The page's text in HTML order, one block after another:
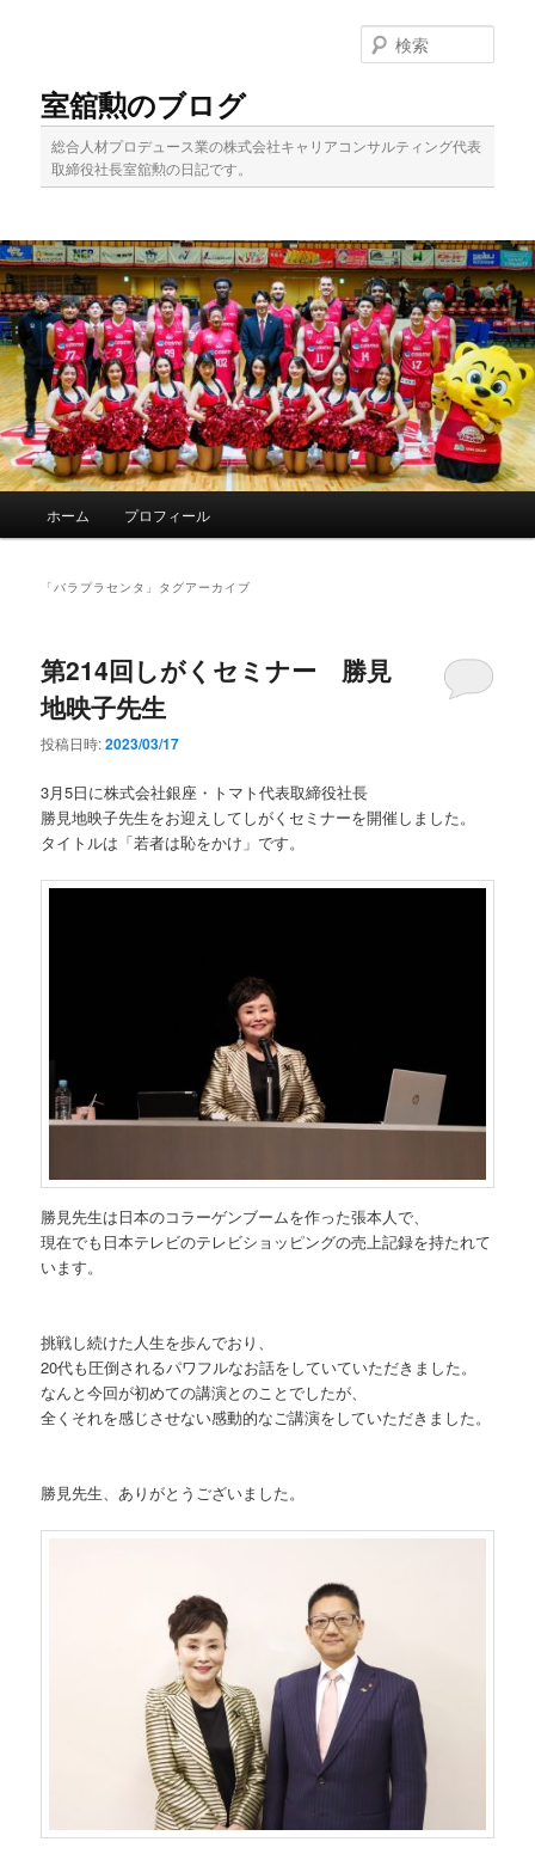
移
動
動
室舘勲のブログ
総合人材プロデュース業の株式会社キャリアコンサルティング代表
取締役社長室舘勲の日記です。
索
ホーム プロフィール
「 バラプラセンタ 」タグアーカイブ
第214回しがくセミナー 勝見
地映子先生
投稿日時:2023/03/17
3月5日に株式会社銀座・トマト代表取締役社長
勝見地映子先生をお迎えしてしがくセミナーを開催しました。
タイトルは「若者は恥をかけ」です。
勝見先生は日本のコラーゲンブームを作った張本人で、
現在でも日本テレビのテレビショッピングの売上記録を持たれて
います。
挑戦し続けた人生を歩んでおり、
20代も圧倒されるパワフルなお話をしていていただきました。
なんと今回が初めての講演とのことでしたが、
全くそれを感じさせない感動的なご講演をしていただきました。
勝見先生、ありがとうございました。